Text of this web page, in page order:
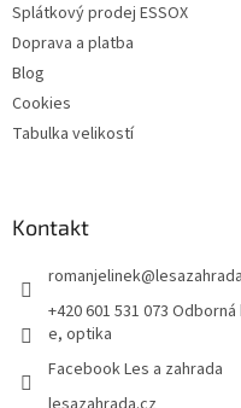
Splátkový prodej ESSOX
Doprava a platba
Blog
Cookies
Tabulka velikostí
Kontakt
romanjelinek@
+420 601 531 073
e, optika
Facebook Les a zahrada